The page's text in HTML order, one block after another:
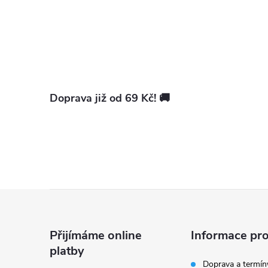
Doprava již od 69 Kč! 🚚
v
Přijímáme online
platby
Informace
Doprava a